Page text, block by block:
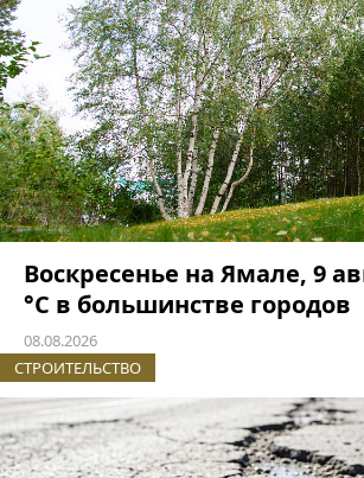
Воскресенье на Ямале, 9
°C в большинстве городов
08.08.2026
СТРОИТЕЛЬСТВО